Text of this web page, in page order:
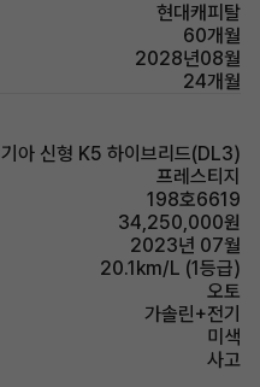
현대캐피탈
60개월
2028년08월
24개월
기아 신형 K5 하이브리드(DL3)
프레스티지
198호6619
34,250,000원
2023년 07월
20.1km/L (1등급)
오토
가솔린+전기
미색
사고